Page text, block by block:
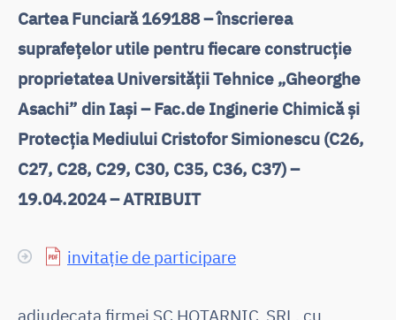
Cartea Funciară 169188 – înscrierea
suprafețelor utile pentru fiecare construcție
proprietatea Universității Tehnice „Gheorghe
Asachi” din Iași – Fac.de Inginerie Chimică și
Protecția Mediului Cristofor Simionescu (C26,
C27, C28, C29, C30, C35, C36, C37) –
19.04.2024 – ATRIBUIT
invitație de participare
adjudecata firmei SC HOTARNIC SRL, cu